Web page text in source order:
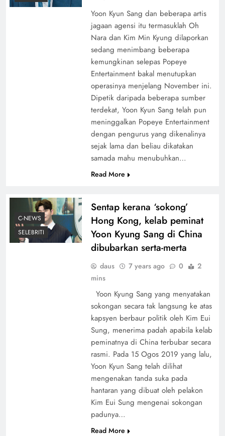
Yoon Kyun Sang dan beberapa artis
jagaan agensi itu termasuklah Oh
Nara dan Kim Min Kyung dilaporkan
sedang menimbang beberapa
kemungkinan selepas Popeye
Entertainment bakal menutupkan
operasinya menjelang November ini.
Dipetik daripada beberapa sumber
terdekat, Yoon Kyun Sang telah pun
meninggalkan Popeye Entertainment
dengan pengurus yang dikenalinya
sejak lama dan beliau dikatakan
samada mahu menubuhkan…
Read More
C-NEWS
SELEBRITI
Sentap kerana ‘sokong’
Hong Kong, kelab peminat
Yoon Kyung Sang di China
dibubarkan serta-merta
daus 7 years ago 0
2
mins
Yoon Kyung Sang yang menyatakan
sokongan secara tak langsung ke atas
kapsyen berbaur politik oleh Kim Eui
Sung, menerima padah apabila kelab
peminatnya di China terbubar secara
rasmi. Pada 15 Ogos 2019 yang lalu,
Yoon Kyun Sang telah dilihat
mengenakan tanda suka pada
hantaran yang dibuat oleh pelakon
Kim Eui Sung mengenai sokongan
padunya…
Read More